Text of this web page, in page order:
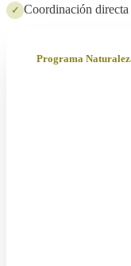
✓ Coordinación
Programa